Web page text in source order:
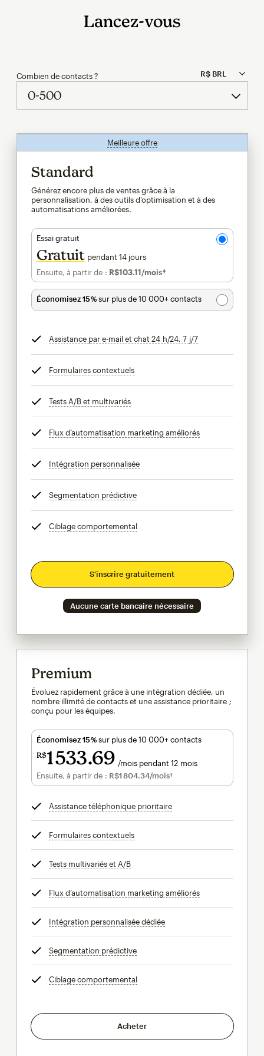
Lancez-vous
Combien de contacts ?
Meilleure offreinfobulle
Standard
Générez encore plus de ventes grâce à la
personnalisation, à des outils d'optimisation et à des
automatisations améliorées.
Essai gratuit
Gratuit pendant 14 jours
Ensuite, à partir de : R$103.11/mois†par mois†
Économisez 15 %sur plus de 10 000+ contacts
Assistance par e-mail et chat 24 h/24, 7 j/7infobulle
Formulaires contextuelsinfobulle
Tests A/B et multivariésinfobulle
Flux d’automatisation marketing améliorésinfobulle
Intégration personnaliséeinfobulle
Segmentation prédictiveinfobulle
Ciblage comportementalinfobulle
S'inscrire gratuitement
Aucune carte bancaire nécessaire
Premium
Évoluez rapidement grâce à une intégration dédiée, un
nombre illimité de contacts et une assistance prioritaire ;
conçu pour les équipes.
Économisez 15 %sur plus de 10 000+ contacts
R$1 533 69 /mois pendant 12 mois
R$1 533.69par mois pendant 12 mois
Ensuite, à partir de : R$1 804.34/mois†par mois†
Assistance téléphonique prioritaireinfobulle
Formulaires contextuelsinfobulle
Tests multivariés et A/Binfobulle
Flux d’automatisation marketing améliorésinfobulle
Intégration personnalisée dédiéeinfobulle
Segmentation prédictiveinfobulle
Ciblage comportementalinfobulle
Acheter